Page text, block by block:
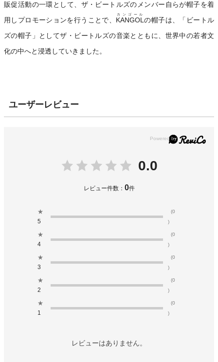
販促活動の一環として、ザ・ビートルズのメンバー自らが帽子を着
用しプロモーションを行うことで、 KANGOL
カンゴール
の帽子は、「ビートル
ズの帽子」としてザ・ビートルズの音楽とともに、世界中の若者文
化の中へと浸透していきました。
ユーザーレビュー
0.0
レビュー件数： 0件
★
5
(0
)
★
4
(0
)
★
3
(0
)
★
2
(0
)
★
1
(0
)
レビューはありません。